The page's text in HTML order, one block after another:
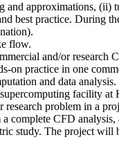
and approximations, (ii)
best practice. During
flow.
and/or research
on practice in one
and data analysis.
facility at
research problem in a
complete CFD
study. The project will